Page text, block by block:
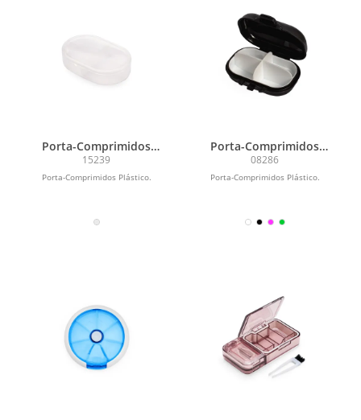
Porta-Comprimidos
Plástico
15239
Porta-Comprimidos Plástico.
Porta-Comprimidos
Plástico
08286
Porta-Comprimidos Plástico.